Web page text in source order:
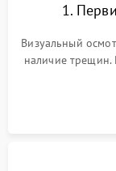
1.
Визуальный
наличие трещин.
передачи
полетное ПО